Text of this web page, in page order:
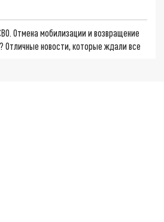
Отмена мобилизации и возвращение
Отличные новости, которые ждали все